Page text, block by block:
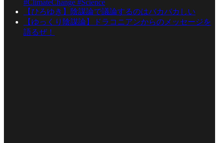
#ClimateChange #Science
【ひろゆき】陰謀論で議論するのはバカバカしい
【ゆっくり陰謀論】ドラコニアンからのメッセージを
語るぜ！